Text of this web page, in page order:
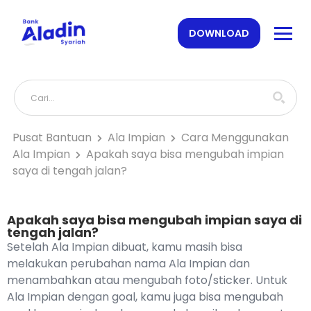
DOWNLOAD
Pusat Bantuan Ala Impian
Cara Menggunakan
Ala Impian
Apakah saya bisa mengubah impian
saya di tengah jalan?
Apakah saya bisa mengubah impian saya di
tengah jalan?
Setelah Ala Impian dibuat, kamu masih bisa
melakukan perubahan nama Ala Impian dan
menambahkan atau mengubah foto/sticker. Untuk
Ala Impian dengan goal, kamu juga bisa mengubah